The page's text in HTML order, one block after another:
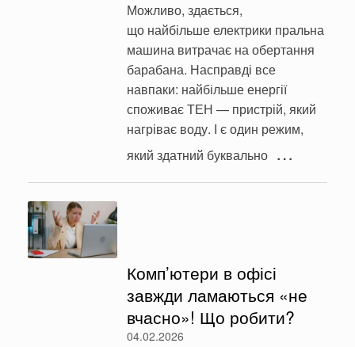
Можливо, здається,
що найбільше електрики пральна
машина витрачає на обертання
барабана. Насправді все
навпаки: найбільше енергії
споживає ТЕН — пристрій, який
нагріває воду. І є один режим,
який здатний буквально …
Комп’ютери в офісі
завжди ламаються «не
вчасно»! Що робити?
04.02.2026